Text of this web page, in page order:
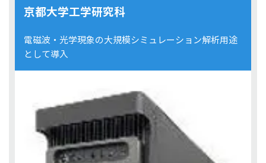
京都大学工学研究科
電磁波・光学現象の大規模シミュレーション解析用途
として導入